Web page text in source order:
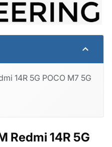
14R 5G POCO M7 5G
Redmi 14R 5G